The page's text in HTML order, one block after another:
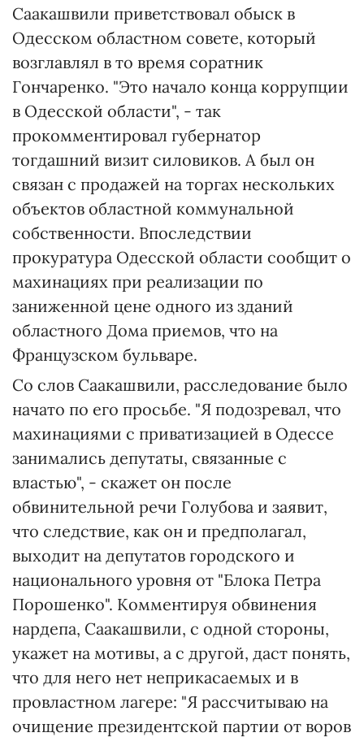
Саакашвили приветствовал обыск в
Одесском областном совете, который
возглавлял в то время соратник
Гончаренко. "Это начало конца коррупции
в Одесской области", - так
прокомментировал губернатор
тогдашний визит силовиков. А был он
связан с продажей на торгах нескольких
объектов областной коммунальной
собственности. Впоследствии
прокуратура Одесской области сообщит о
махинациях при реализации по
заниженной цене одного из зданий
областного Дома приемов, что на
Французском бульваре.
Со слов Саакашвили, расследование было
начато по его просьбе. "Я подозревал, что
махинациями с приватизацией в Одессе
занимались депутаты, связанные с
властью", - скажет он после
обвинительной речи Голубова и заявит,
что следствие, как он и предполагал,
выходит на депутатов городского и
национального уровня от "Блока Петра
Порошенко". Комментируя обвинения
нардепа, Саакашвили, с одной стороны,
укажет на мотивы, а с другой, даст понять,
что для него нет неприкасаемых и в
провластном лагере: "Я рассчитываю на
очищение президентской партии от воров